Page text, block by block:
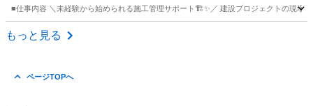
■仕事内容 ＼未経験から始められる施工管理サポート🏗✨／ 建設プロジェクトの現場
岡山 倉敷市
もっと見る
ページTOPへ